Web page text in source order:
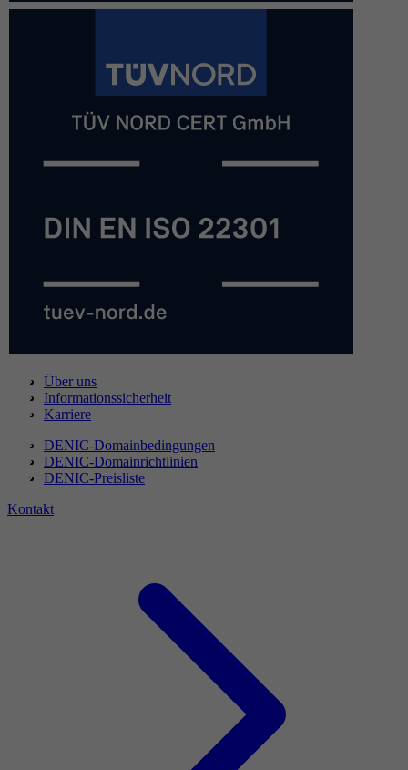
Über uns
Informationssicherheit
Karriere
DENIC-Domainbedingungen
DENIC-Domainrichtlinien
DENIC-Preisliste
Kontakt